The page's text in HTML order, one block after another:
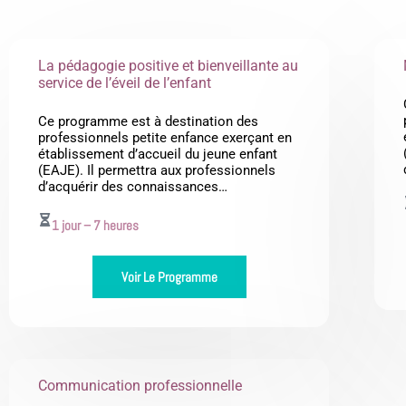
La pédagogie positive et bienveillante au
service de l’éveil de l’enfant
Ce programme est à destination des
professionnels petite enfance exerçant en
établissement d’accueil du jeune enfant
(EAJE). Il permettra aux professionnels
d’acquérir des connaissances…
1 jour – 7 heures
Voir Le Programme
Communication professionnelle